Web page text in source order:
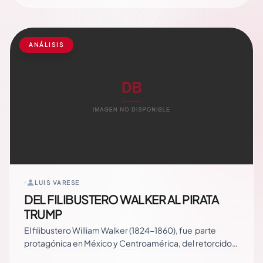
ANÁLISIS
LUIS VARESE
DEL FILIBUSTERO WALKER AL PIRATA
TRUMP
El filibustero William Walker (1824-1860), fue parte
protagónica en México y Centroamérica, del retorcido